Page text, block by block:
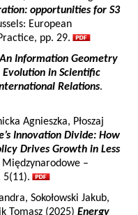
opportunities for S3
European
pp. 29.
An Information Geometry
in Scientific
Relations.
Agnieszka, Płoszaj
Innovation Divide: How
Drives Growth in Less
Międzynarodowe –
5(11).
Sokołowski Jakub,
Tomasz (2025) Energy